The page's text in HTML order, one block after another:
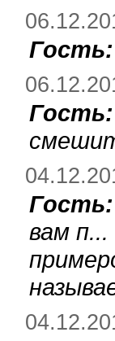
Гость:
Гость:
Гость:
вам